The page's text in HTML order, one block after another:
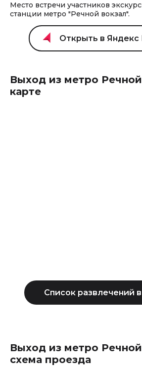
Место встречи участников
станции метро "Речной вокзал".
Выход из метро Речной
карте
Выход из метро
схема проезда